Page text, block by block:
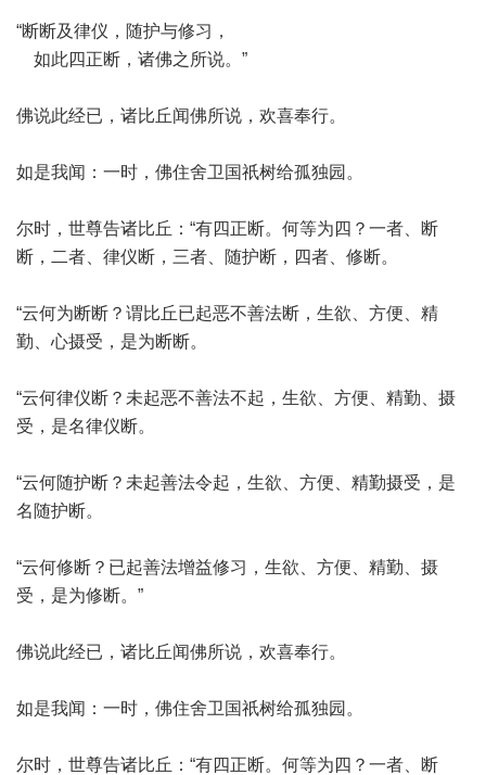
“断断及律仪，随护与修习，
如此四正断，诸佛之所说。”
佛说此经已，诸比丘闻佛所说，欢喜奉行。
如是我闻：一时，佛住舍卫国祇树给孤独园。
尔时，世尊告诸比丘：“有四正断。何等为四？一者、断
断，二者、律仪断，三者、随护断，四者、修断。
“云何为断断？谓比丘已起恶不善法断，生欲、方便、精
勤、心摄受，是为断断。
“云何律仪断？未起恶不善法不起，生欲、方便、精勤、摄
受，是名律仪断。
“云何随护断？未起善法令起，生欲、方便、精勤摄受，是
名随护断。
“云何修断？已起善法增益修习，生欲、方便、精勤、摄
受，是为修断。”
佛说此经已，诸比丘闻佛所说，欢喜奉行。
如是我闻：一时，佛住舍卫国祇树给孤独园。
尔时，世尊告诸比丘：“有四正断。何等为四？一者、断